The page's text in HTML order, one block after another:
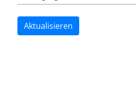
Aktualisieren